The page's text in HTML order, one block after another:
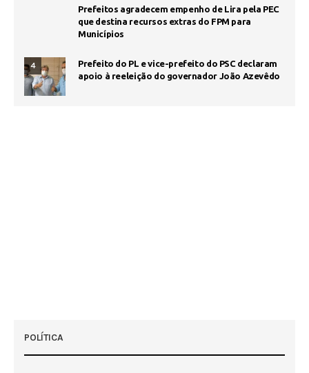
Prefeitos agradecem empenho de Lira pela PEC
que destina recursos extras do FPM para
Municípios
4
Prefeito do PL e vice-prefeito do PSC declaram
apoio à reeleição do governador João Azevêdo
POLÍTICA